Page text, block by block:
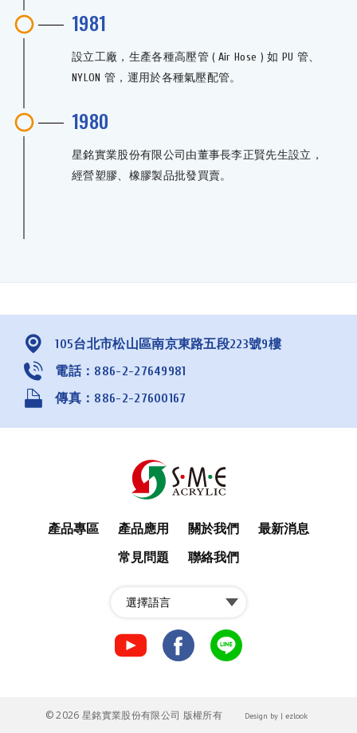
1981
設立工廠，生產各種高壓管 ( Air Hose ) 如 PU 管、
NYLON 管，運用於各種氣壓配管。
1980
星銘實業股份有限公司由董事長李正賢先生設立，
經營塑膠、橡膠製品批發買賣。
105台北市松山區南京東路五段223號9樓
電話：886-2-27649981
傳真：886-2-27600167
產品專區 產品應用 關於我們
最新消息
常見問題
聯絡我們
© 2026 星銘實業股份有限公司 版權所有 Design by |ezlook